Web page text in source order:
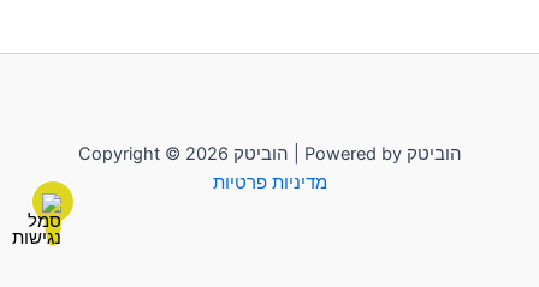
Copyright © 2026 הוביטק | Powered by הוביטק
מדיניות פרטיות